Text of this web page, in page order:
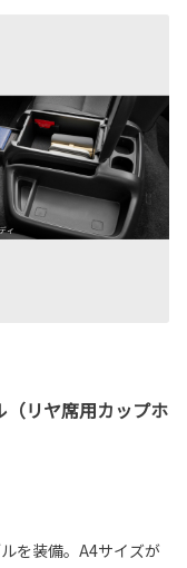
（リヤ席用カップホ
を装備。A4サイズが